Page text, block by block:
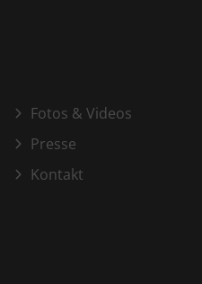
Fotos & Videos
Presse
Kontakt